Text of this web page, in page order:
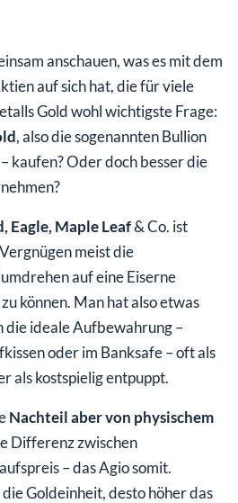
anschauen, was es mit dem
auf sich hat, die für viele
Gold wohl wichtigste Frage:
, also die sogenannten Bullion
kaufen? Oder doch besser die
Eagle, Maple Leaf& Co. ist
meist die
auf eine Eiserne
können. Man hat also etwas
die ideale Aufbewahrung –
oder im Banksafe – oft als
als kostspielig entpuppt.
Nachteil aber von physischem
Differenz zwischen
– das Agio somit.
Goldeinheit, desto höher das